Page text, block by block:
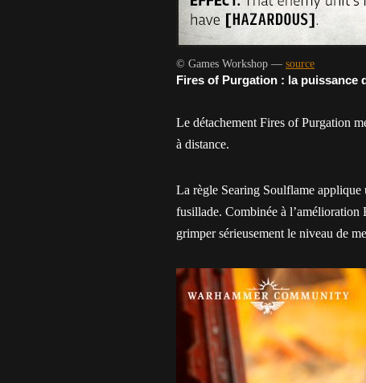
© Games Workshop — source
Fires of Purgation : la puissance
Le détachement Fires of Purgation
à distance.
La règle Searing Soulflame applique
fusillade. Combinée à l’amélioration
grimper sérieusement le niveau de